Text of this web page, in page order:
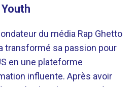
du média Rap Ghetto
transformé sa passion pour
en une plateforme
influente. Après avoir